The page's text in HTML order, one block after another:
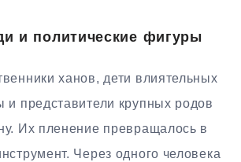
и политические фигуры
ханов, дети влиятельных
и представители крупных родов
Их пленение превращалось в
Через одного человека